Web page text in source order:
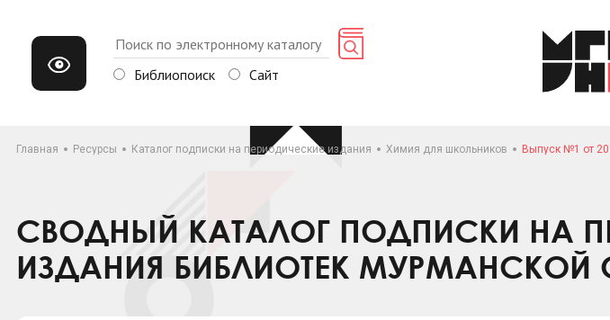
Библиопоиск Сайт
Главная Ресурсы Каталог подписки на периодические издания Химия для школьников Выпуск №1 от
СВОДНЫЙ КАТАЛОГ ПОДПИСКИ НА
ИЗДАНИЯ БИБЛИОТЕК МУРМАНСКОЙ